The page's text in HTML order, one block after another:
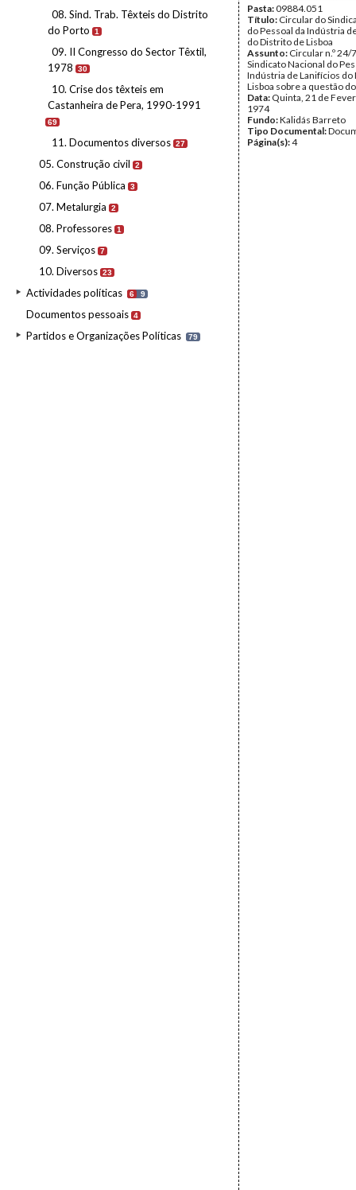
08. Sind. Trab. Têxteis do Distrito
do Porto
1
09. II Congresso do Sector Têxtil,
1978
30
10. Crise dos têxteis em
Castanheira de Pera, 1990-1991
69
11. Documentos diversos 27
05. Construção civil 2
06. Função Pública 3
07. Metalurgia 2
08. Professores 1
09. Serviços 7
10. Diversos 23
Actividades políticas 6 9
Documentos pessoais 4
Partidos e Organizações Políticas 79
Pasta:09884.051
Título: Circular do
do Pessoal da Indústria
do Distrito de Lisboa
Assunto: Circular n.º 24/
Sindicato Nacional do
Indústria de Lanifícios do
Lisboa sobre a questão
Data: Quinta, 21 de
1974
Fundo:Kalidás Barreto
Tipo Documental:
Página(s):4